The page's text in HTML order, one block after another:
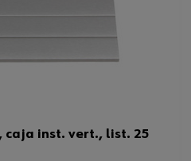
caja inst. vert., list. 25